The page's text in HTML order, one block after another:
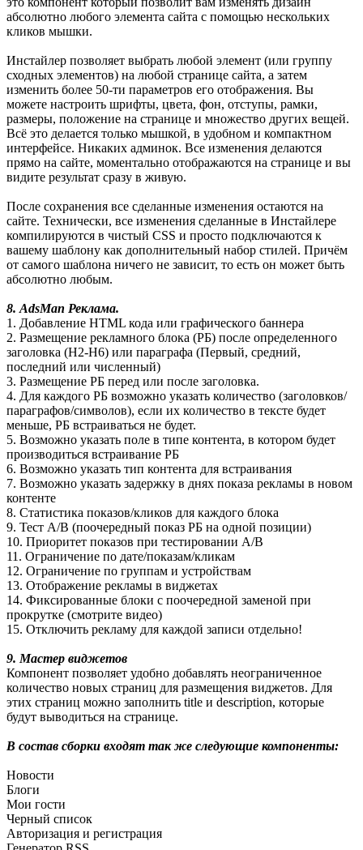
абсолютно любого элемента сайта с помощью нескольких
кликов мышки.
Инстайлер позволяет выбрать любой элемент (или группу
сходных элементов) на любой странице сайта, а затем
изменить более 50-ти параметров его отображения. Вы
можете настроить шрифты, цвета, фон, отступы, рамки,
размеры, положение на странице и множество других вещей.
Всё это делается только мышкой, в удобном и компактном
интерфейсе. Никаких админок. Все изменения делаются
прямо на сайте, моментально отображаются на странице и вы
видите результат сразу в живую.
После сохранения все сделанные изменения остаются на
сайте. Технически, все изменения сделанные в Инстайлере
компилируются в чистый CSS и просто подключаются к
вашему шаблону как дополнительный набор стилей. Причём
от самого шаблона ничего не зависит, то есть он может быть
абсолютно любым.
8. AdsMan Реклама.
1. Добавление HTML кода или графического баннера
2. Размещение рекламного блока (РБ) после определенного
заголовка (H2-H6) или параграфа (Первый, средний,
последний или численный)
3. Размещение РБ перед или после заголовка.
4. Для каждого РБ возможно указать количество (заголовков/
параграфов/символов), если их количество в тексте будет
меньше, РБ встраиваться не будет.
5. Возможно указать поле в типе контента, в котором будет
производиться встраивание РБ
6. Возможно указать тип контента для встраивания
7. Возможно указать задержку в днях показа рекламы в новом
контенте
8. Статистика показов/кликов для каждого блока
9. Тест А/В (поочередный показ РБ на одной позиции)
10. Приоритет показов при тестировании А/В
11. Ограничение по дате/показам/кликам
12. Ограничение по группам и устройствам
13. Отображение рекламы в виджетах
14. Фиксированные блоки с поочередной заменой при
прокрутке (смотрите видео)
15. Отключить рекламу для каждой записи отдельно!
9. Мастер виджетов
Компонент позволяет удобно добавлять неограниченное
количество новых страниц для размещения виджетов. Для
этих страниц можно заполнить title и description, которые
будут выводиться на странице.
В состав сборки входят так же следующие компоненты:
Новости
Блоги
Мои гости
Черный список
Авторизация и регистрация